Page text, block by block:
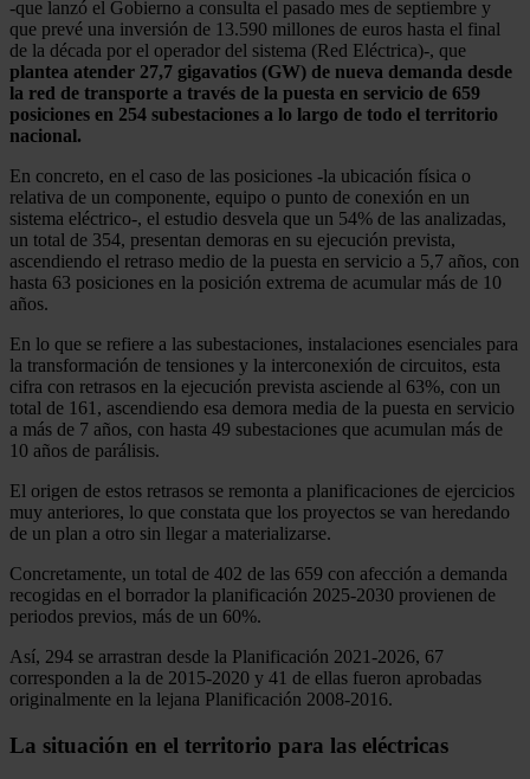
-que lanzó el Gobierno a consulta el pasado mes de septiembre y
que prevé una inversión de 13.590 millones de euros hasta el final
de la década por el operador del sistema (Red Eléctrica)-, que
plantea atender 27,7 gigavatios (GW) de nueva demanda desde
la red de transporte a través de la puesta en servicio de 659
posiciones en 254 subestaciones a lo largo de todo el territorio
nacional.
En concreto, en el caso de las posiciones -la ubicación física o
relativa de un componente, equipo o punto de conexión en un
sistema eléctrico-, el estudio desvela que un 54% de las analizadas,
un total de 354, presentan demoras en su ejecución prevista,
ascendiendo el retraso medio de la puesta en servicio a 5,7 años, con
hasta 63 posiciones en la posición extrema de acumular más de 10
años.
En lo que se refiere a las subestaciones, instalaciones esenciales para
la transformación de tensiones y la interconexión de circuitos, esta
cifra con retrasos en la ejecución prevista asciende al 63%, con un
total de 161, ascendiendo esa demora media de la puesta en servicio
a más de 7 años, con hasta 49 subestaciones que acumulan más de
10 años de parálisis.
El origen de estos retrasos se remonta a planificaciones de ejercicios
muy anteriores, lo que constata que los proyectos se van heredando
de un plan a otro sin llegar a materializarse.
Concretamente, un total de 402 de las 659 con afección a demanda
recogidas en el borrador la planificación 2025-2030 provienen de
periodos previos, más de un 60%.
Así, 294 se arrastran desde la Planificación 2021-2026, 67
corresponden a la de 2015-2020 y 41 de ellas fueron aprobadas
originalmente en la lejana Planificación 2008-2016.
La situación en el territorio para las eléctricas